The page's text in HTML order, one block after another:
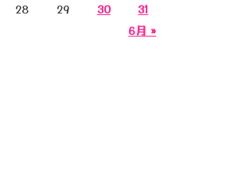
6月 »
28 29 30 31